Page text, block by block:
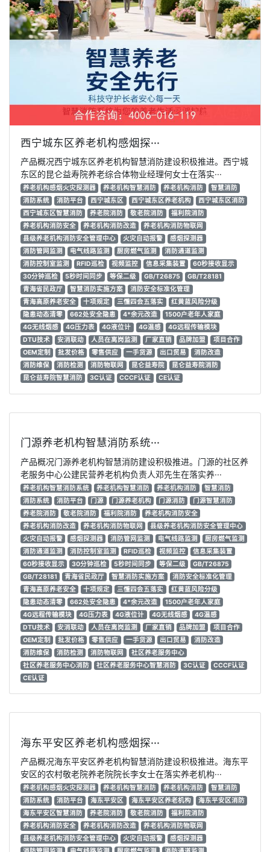
西宁城东区养老机构感烟探···
产品概况西宁城东区养老机构智慧消防建设积极推进。西宁城
东区的昆仑益寿院养老综合体物业经理何女士在落实···
养老机构感烟火灾探测器 养老机构智慧消防 养老机构消防
智慧消防
消防系统
消防平台 西宁城东区 西宁城东区养老机构
西宁城东区消防
西宁城东区智慧消防
养老院消防 敬老院消防
福利院消防
养老机构消防安全
养老机构消防改造
养老机构消防物联网
县级养老机构消防安全管理中心
火灾自动报警
感烟探测器
消防管网监测
电气线路监测 厨房燃气监测
消防通道监测
消防控制室监测
RFID巡检 视频监控 信息采集装置
60秒接收显示
30分钟巡检
5秒时间同步 等保二级 GB/T26875
GB/T28181
青海省民政厅
智慧消防实施方案
消防安全标准化管理
青海高原养老安全
十项规定 三懂四会五落实
红黄蓝风险分级
隐患动态清零
662处安全隐患 4*余元改造
1500户老年人家庭
4G无线烟感
4G压力表 4G液位计 4G温感
4G远程传输模块
DTU技术
安消联动 人员在离岗监测 厂家直销 品牌加盟
项目合作
OEM定制
批发价格 零售供应 一手货源 出口贸易
消防改造
消防维保
消防检测 消防物联网 昆仑益寿院
昆仑益寿院消防
昆仑益寿院智慧消防
3C认证 CCCF认证 CE认证
门源养老机构智慧消防系统···
产品概况门源养老机构智慧消防建设积极推进。门源的社区养
老服务中心公建民营养老机构负责人邓先生在落实养···
养老机构智慧消防系统 养老机构智慧消防 养老机构消防
智慧消防
消防系统
消防平台 门源 门源养老机构 门源消防
门源智慧消防
养老院消防
敬老院消防 福利院消防
养老机构消防安全
养老机构消防改造
养老机构消防物联网
县级养老机构消防安全管理中心
火灾自动报警
感烟探测器 消防管网监测 电气线路监测
厨房燃气监测
消防通道监测
消防控制室监测 RFID巡检 视频监控
信息采集装置
60秒接收显示
30分钟巡检 5秒时间同步 等保二级
GB/T26875
GB/T28181
青海省民政厅 智慧消防实施方案
消防安全标准化管理
青海高原养老安全
十项规定 三懂四会五落实
红黄蓝风险分级
隐患动态清零
662处安全隐患 4*余元改造
1500户老年人家庭
4G远程传输模块
4G压力表 4G液位计 4G无线烟感
4G温感
DTU技术
安消联动 人员在离岗监测 厂家直销 品牌加盟
项目合作
OEM定制
批发价格 零售供应 一手货源 出口贸易
消防改造
消防维保
消防检测 消防物联网
社区养老服务中心
社区养老服务中心消防
社区养老服务中心智慧消防 3C认证
CCCF认证
CE认证
海东平安区养老机构感烟探···
产品概况海东平安区养老机构智慧消防建设积极推进。海东平
安区的农村敬老院养老院院长李女士在落实养老机构···
养老机构感烟火灾探测器 养老机构智慧消防 养老机构消防
智慧消防
消防系统
消防平台 海东平安区 海东平安区养老机构
海东平安区消防
海东平安区智慧消防
养老院消防 敬老院消防
福利院消防
养老机构消防安全
养老机构消防改造
养老机构消防物联网
县级养老机构消防安全管理中心
火灾自动报警
感烟探测器